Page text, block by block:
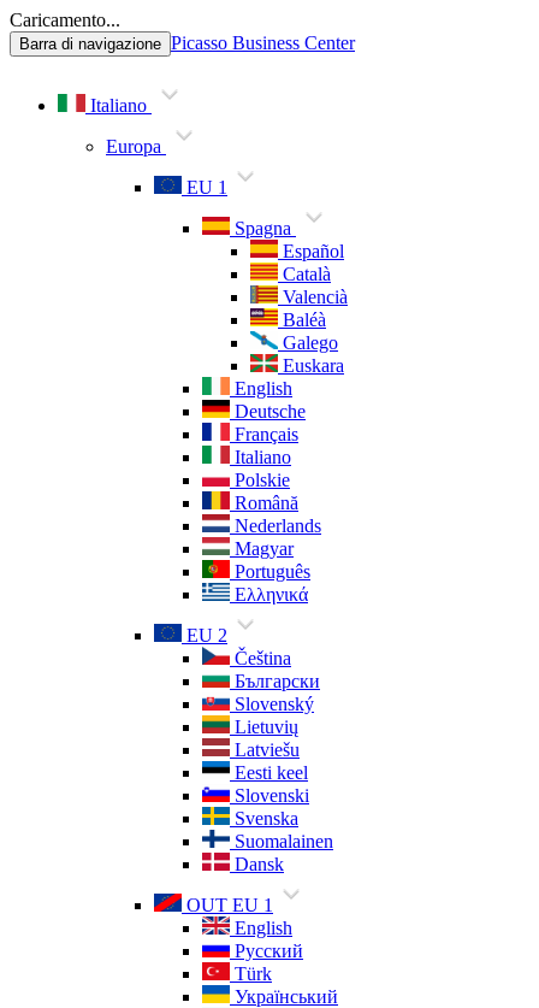
Caricamento...
Barra di navigazione Picasso Business Center
Italiano
Europa
EU 1
Spagna
Español
Català
Valencià
Baléà
Galego
Euskara
English
Deutsche
Français
Italiano
Polskie
Română
Nederlands
Magyar
Português
Ελληνικά
EU 2
Čeština
Български
Slovenský
Lietuvių
Latviešu
Eesti keel
Slovenski
Svenska
Suomalainen
Dansk
OUT EU 1
English
Русский
Türk
Український